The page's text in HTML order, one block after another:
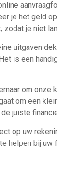
je het geld
je niet
uitgaven
is een
om
om een
juiste
op uw
helpen bij uw